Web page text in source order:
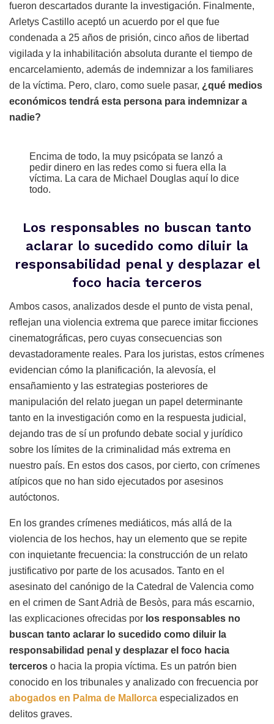
fueron descartados durante la investigación. Finalmente,
Arletys Castillo aceptó un acuerdo por el que fue
condenada a 25 años de prisión, cinco años de libertad
vigilada y la inhabilitación absoluta durante el tiempo de
encarcelamiento, además de indemnizar a los familiares
de la víctima. Pero, claro, como suele pasar, ¿qué medios
económicos tendrá esta persona para indemnizar a
nadie?
Encima de todo, la muy psicópata se lanzó a
pedir dinero en las redes como si fuera ella la
víctima. La cara de Michael Douglas aquí lo dice
todo.
Los responsables no buscan tanto
aclarar lo sucedido como diluir la
responsabilidad penal y desplazar el
foco hacia terceros
Ambos casos, analizados desde el punto de vista penal,
reflejan una violencia extrema que parece imitar ficciones
cinematográficas, pero cuyas consecuencias son
devastadoramente reales. Para los juristas, estos crímenes
evidencian cómo la planificación, la alevosía, el
ensañamiento y las estrategias posteriores de
manipulación del relato juegan un papel determinante
tanto en la investigación como en la respuesta judicial,
dejando tras de sí un profundo debate social y jurídico
sobre los límites de la criminalidad más extrema en
nuestro país. En estos dos casos, por cierto, con crímenes
atípicos que no han sido ejecutados por asesinos
autóctonos.
En los grandes crímenes mediáticos, más allá de la
violencia de los hechos, hay un elemento que se repite
con inquietante frecuencia: la construcción de un relato
justificativo por parte de los acusados. Tanto en el
asesinato del canónigo de la Catedral de Valencia como
en el crimen de Sant Adrià de Besòs, para más escarnio,
las explicaciones ofrecidas por los responsables no
buscan tanto aclarar lo sucedido como diluir la
responsabilidad penal y desplazar el foco hacia
terceros o hacia la propia víctima. Es un patrón bien
conocido en los tribunales y analizado con frecuencia por
abogados en Palma de Mallorca especializados en
delitos graves.